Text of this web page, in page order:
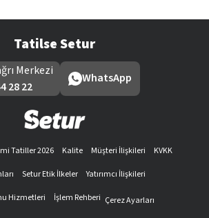
Tatilse Setur
Merkezi
28 22
WhatsApp
Tatiller 2026 Kalite Müşteri İlişkileri
KVKK
Setur Etik İlkeler
Yatırımcı İlişkileri
Hizmetleri
İşlem Rehberi Çerez Ayarları